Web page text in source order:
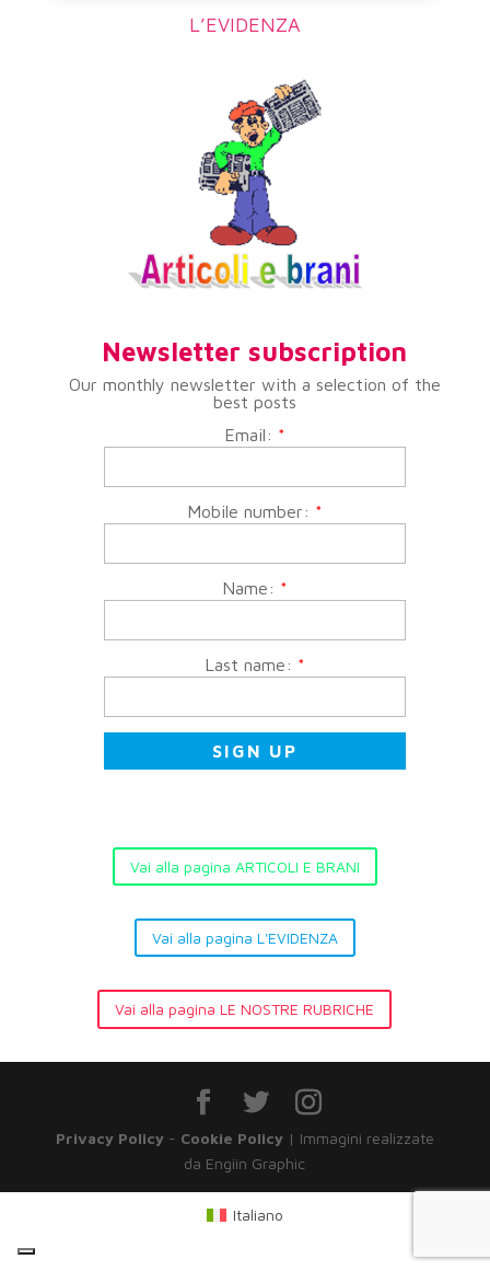
L’EVIDENZA
Newsletter subscription
Our monthly newsletter with a selection of the
best posts
Email: *
Mobile number: *
Name: *
Last name: *
Vai alla pagina ARTICOLI E BRANI
Vai alla pagina L'EVIDENZA
Vai alla pagina LE NOSTRE RUBRICHE
Privacy Policy- Cookie Policy| Immagini realizzate
da Engiin Graphic
Italiano